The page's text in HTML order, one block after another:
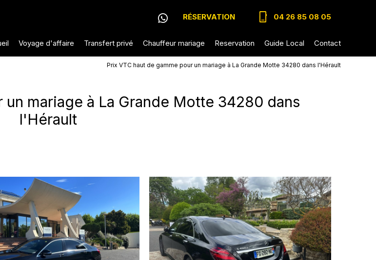
RÉSERVATION phone_iphone 04 26 85 08 05
Voyage d'affaire Transfert privé Chauffeur mariage Reservation Guide Local Contact
Prix VTC haut de gamme pour un mariage à La Grande Motte 34280 dans l'Hérault
mariage à La Grande Motte 34280 dans
l'Hérault